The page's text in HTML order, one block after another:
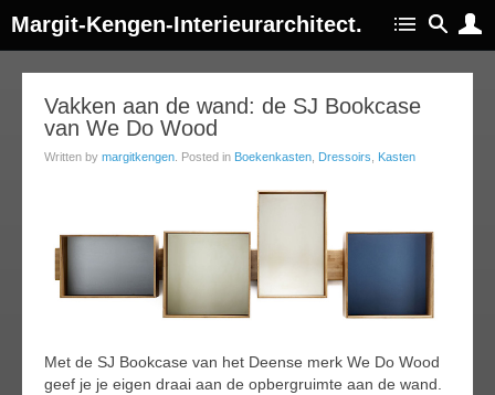
Margit-Kengen-Interieurarchitect.
Vakken aan de wand: de SJ Bookcase
van We Do Wood
Written by margitkengen . Posted in Boekenkasten Dressoirs Kasten
Met de SJ Bookcase van het Deense merk We Do Wood
geef je je eigen draai aan de opbergruimte aan de wand.